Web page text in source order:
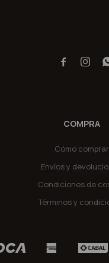
COMPRA
Cómo comprar
Envíos y
Condiciones de
Términos y
 